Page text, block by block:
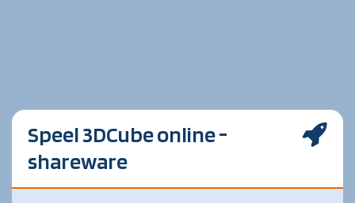
Speel 3DCube online -
shareware